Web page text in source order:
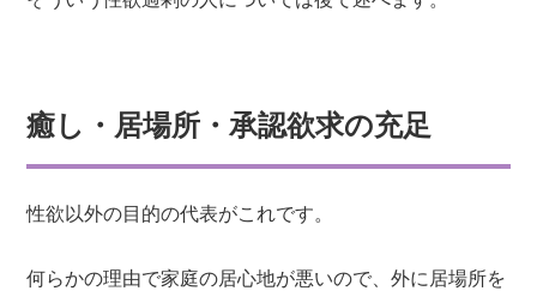
癒し・居場所・承認欲求の充足
性欲以外の目的の代表がこれです。
何らかの理由で家庭の居心地が悪いので、外に居場所を